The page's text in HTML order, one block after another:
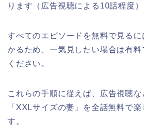
ります（広告視聴による10話程度）
すべてのエピソードを無料で見る
かるため、一気見したい場合は有料
ください。
これらの手順に従えば、広告視聴な
「XXLサイズの妻」を全話無料で
す。